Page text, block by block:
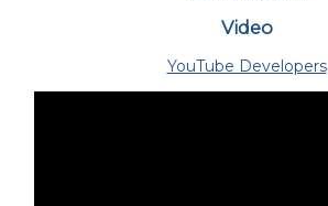
Video
YouTube Developers